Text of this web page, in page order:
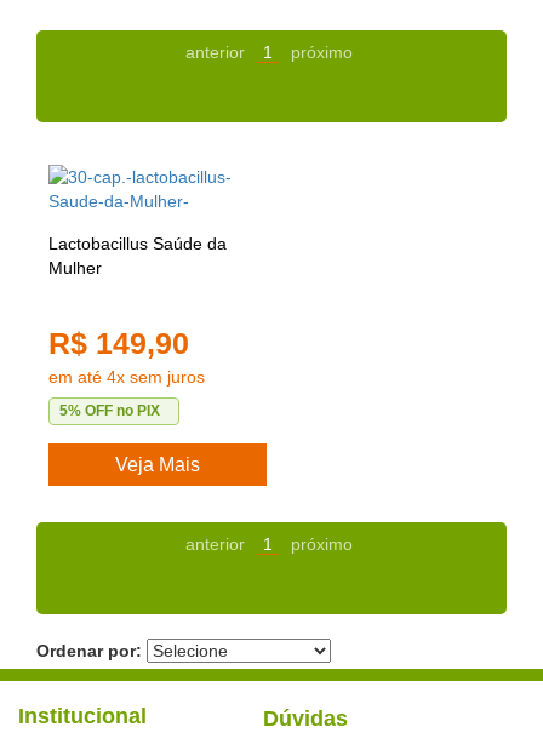
anterior 1 próximo
Lactobacillus Saúde da
Mulher
R$ 149,90
em até 4x sem juros
5% OFF no PIX
Veja Mais
anterior 1 próximo
Ordenar por:
Institucional Dúvidas